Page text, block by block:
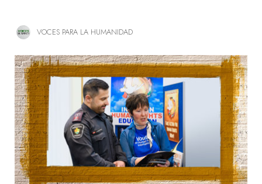
VOCES PARA LA HUMANIDAD